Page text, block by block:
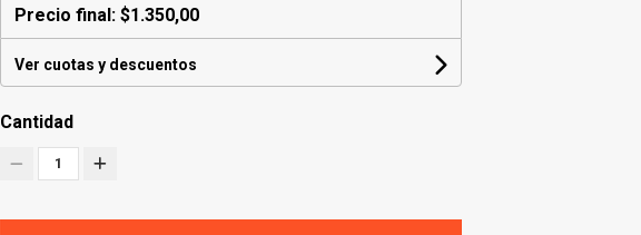
Precio final: $1.350,00
Ver cuotas y descuentos
Cantidad
1